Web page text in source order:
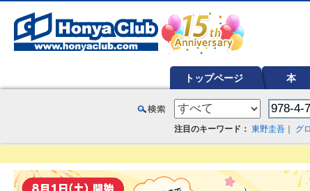
トップページ 本
注目のキーワード： 東野圭吾 グ